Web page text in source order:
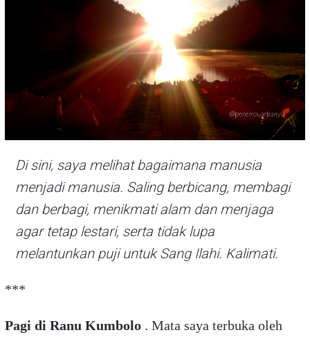
Di sini, saya melihat bagaimana manusia
menjadi manusia. Saling berbicang, membagi
dan berbagi, menikmati alam dan menjaga
agar tetap lestari, serta tidak lupa
melantunkan puji untuk Sang Ilahi. Kalimati.
***
Pagi di Ranu Kumbolo. Mata saya terbuka oleh